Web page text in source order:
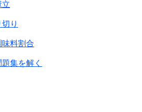
立
り
料割合
集を解く